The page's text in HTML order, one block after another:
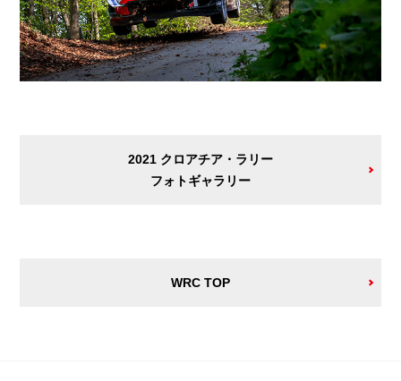
2021 クロアチア・ラリー
フォトギャラリー
WRC TOP